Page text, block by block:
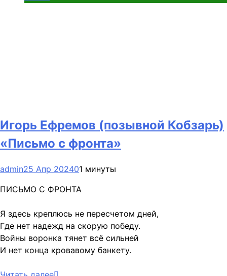
Игорь Ефремов (позывной Кобзарь)
«Письмо с фронта»
admin25 Апр 202401 минуты
ПИСЬМО С ФРОНТА
Я здесь креплюсь не пересчетом дней,
Где нет надежд на скорую победу.
Войны воронка тянет всё сильней
И нет конца кровавому банкету.